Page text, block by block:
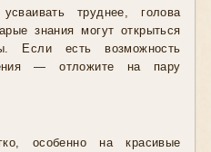
труднее, голова
знания могут открыться
Если есть возможность
— отложите на пару
особенно на красивые